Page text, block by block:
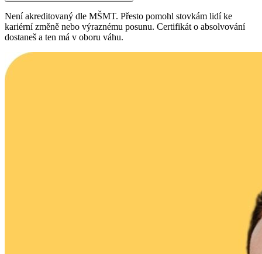
Není akreditovaný dle MŠMT. Přesto pomohl stovkám lidí ke
kariérní změně nebo výraznému posunu. Certifikát o absolvování
dostaneš a ten má v oboru váhu.